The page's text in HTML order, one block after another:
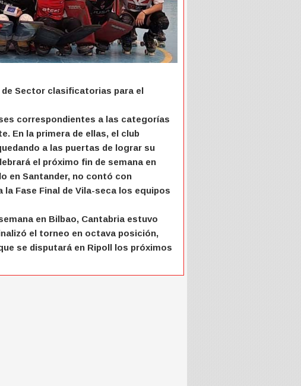
Sector clasificatorias para el
correspondientes a las categorías
En la primera de ellas, el club
a las puertas de lograr su
el próximo fin de semana en
en Santander, no contó con
Fase Final de Vila-seca los equipos
en Bilbao, Cantabria estuvo
el torneo en octava posición,
se disputará en Ripoll los próximos